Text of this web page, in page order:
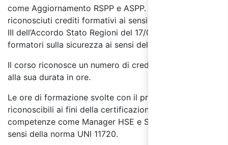
come Aggiornamento RSPP e ASPP. Inoltre sono
riconosciuti crediti formativi ai sensi dell'Allegato
III dell’Accordo Stato Regioni del 17/04/2025 e per
formatori sulla sicurezza ai sensi del D.I. 6/3/13.
Il corso riconosce un numero di crediti formativi pari
alla sua durata in ore.
Le ore di formazione svolte con il presente corso sono
riconoscibili ai fini della certificazione delle
competenze come Manager HSE e Specialista HSE ai
sensi della norma UNI 11720.